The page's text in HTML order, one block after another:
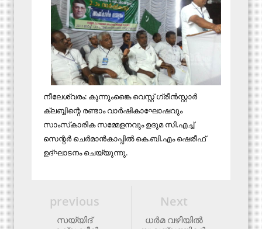
നീലേശ്വരം: കുന്നുംങ്കൈ വെസ്റ്റ് ഗ്രീന്‍സ്റ്റാര്‍
ക്ലബ്ബിന്റെ രണ്ടാം വാര്‍ഷികാഘോഷവും
സാംസ്‌കാരിക സമ്മേളനവും ഉദുമ സി.എച്ച്
സെന്റര്‍ ചെര്‍മാന്‍കാപ്പില്‍ കെ.ബി.എം ഷെരീഫ്
ഉദ്ഘാടനം ചെയ്യുന്നു.
Next
ധര്‍മ വഴിയില്‍
previous
സയ്യിദ്‌